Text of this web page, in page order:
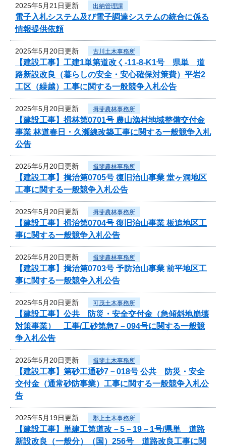
2025年5月21日更新 出納管理課
電子入札システム及び電子調達システムの統合に係る
情報提供依頼
2025年5月20日更新 古川土木事務所
【建設工事】工建1単第道改く-11-8-K1号 県単 道
路新設改良（暮らしの安全・安心確保対策費）平岩2
工区（繰越）工事に関する一般競争入札公告
2025年5月20日更新 揖斐農林事務所
【建設工事】揖林第0701号 農山漁村地域整備交付金
事業 林道春日・久瀬線改築工事に関する一般競争入札
公告
2025年5月20日更新 揖斐農林事務所
【建設工事】揖治第0705号 復旧治山事業 堂ヶ洞地区
工事に関する一般競争入札公告
2025年5月20日更新 揖斐農林事務所
【建設工事】揖治第0704号 復旧治山事業 板追地区工
事に関する一般競争入札公告
2025年5月20日更新 揖斐農林事務所
【建設工事】揖治第0703号 予防治山事業 前平地区工
事に関する一般競争入札公告
2025年5月20日更新 可茂土木事務所
【建設工事】公共 防災・安全交付金（急傾斜地崩壊
対策事業） 工事/工砂第急7－094号に関する一般競
争入札公告
2025年5月20日更新 揖斐土木事務所
【建設工事】第砂工通砂7－018号 公共 防災・安全
交付金（通常砂防事業）工事に関する一般競争入札公
告
2025年5月19日更新 郡上土木事務所
【建設工事】単建工第道改－5－19－1号/県単 道路
新設改良（一般分）（国）256号 道路改良工事に関